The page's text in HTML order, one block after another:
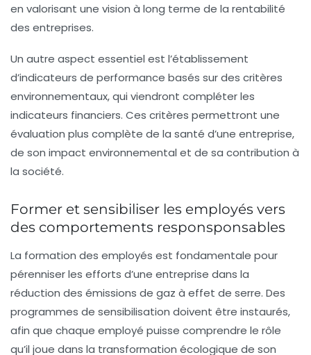
en valorisant une vision à long terme de la rentabilité
des entreprises.
Un autre aspect essentiel est l’établissement
d’indicateurs de performance basés sur des critères
environnementaux, qui viendront compléter les
indicateurs financiers. Ces critères permettront une
évaluation plus complète de la santé d’une entreprise,
de son impact environnemental et de sa contribution à
la société.
Former et sensibiliser les employés vers
des comportements responsponsables
La formation des employés est fondamentale pour
pérenniser les efforts d’une entreprise dans la
réduction des émissions de gaz à effet de serre. Des
programmes de sensibilisation doivent être instaurés,
afin que chaque employé puisse comprendre le rôle
qu’il joue dans la transformation écologique de son